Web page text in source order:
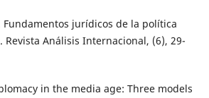
Fundamentos jurídicos de la política
Análisis Internacional, (6), 29-
in the media age: Three models